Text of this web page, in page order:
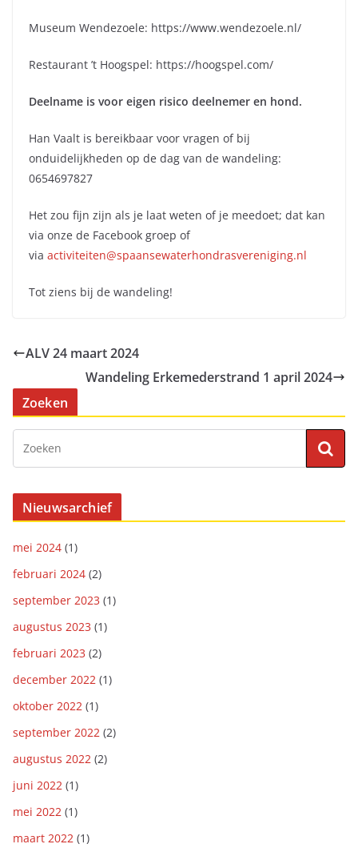
Museum Wendezoele: https://www.wendezoele.nl/
Restaurant ’t Hoogspel: https://hoogspel.com/
Deelname is voor eigen risico deelnemer en hond.
Han Vaalt is bereikbaar voor vragen of bij
onduidelijkheden op de dag van de wandeling:
0654697827
Het zou fijn zijn als je laat weten of je meedoet; dat kan
via onze de Facebook groep of
via activiteiten@spaansewaterhondrasvereniging.nl
Tot ziens bij de wandeling!
ALV 24 maart 2024
Wandeling Erkemederstrand 1 april 2024
Zoeken
Nieuwsarchief
mei 2024 (1)
februari 2024 (2)
september 2023 (1)
augustus 2023 (1)
februari 2023 (2)
december 2022 (1)
oktober 2022 (1)
september 2022 (2)
augustus 2022 (2)
juni 2022 (1)
mei 2022 (1)
maart 2022 (1)